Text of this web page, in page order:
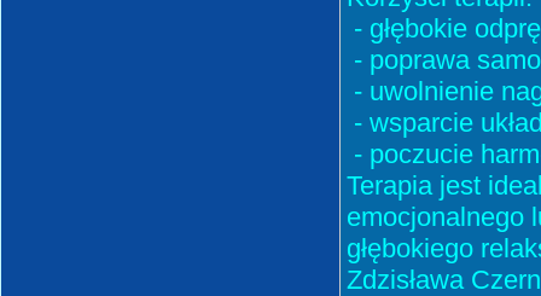
- głębokie
- poprawa
- uwolnienie
- wsparcie
- poczucie
Terapia jest
emocjonalnego
głębokiego
Zdzisława